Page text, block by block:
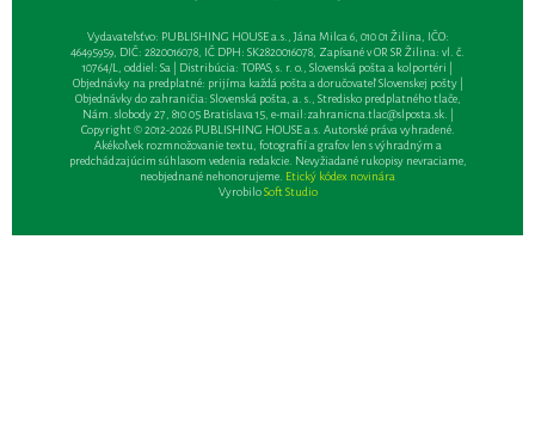
Vydavateľsťvo: PUBLISHING HOUSE a.s., Jána Milca 6, 010 01 Žilina, IČO:
46495959, DIČ: 2820016078, IČ DPH: SK2820016078, Zapísané v OR SR Žilina: vl. č.
10764/L, oddiel: Sa | Distribúcia: TOPAS, s. r. o., Slovenská pošta a kolportéri |
Objednávky na predplatné: prijíma každá pošta a doručovateľ Slovenskej pošty |
Objednávky do zahraničia: Slovenská pošta, a. s., Stredisko predplatného tlače,
Nám. slobody 27, 810 05 Bratislava 15, e-mail:zahranicna.tlac@slposta.sk. |
Copyright © 2012-2026 PUBLISHING HOUSE a.s. Autorské práva vyhradené.
Akékoľvek rozmnožovanie textu, fotografií a grafov len s výhradným a
predchádzajúcim súhlasom vedenia redakcie. Nevyžiadané rukopisy nevraciame,
neobjednané nehonorujeme. Etický kódex novinára
VyrobiloSoft Studio